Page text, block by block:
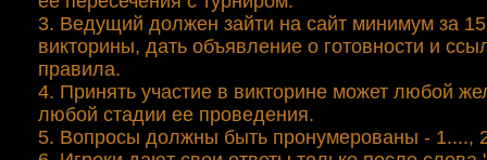
3. Ведущий должен зайти на сайт минимум за
викторины, дать объявление о готовности и
правила.
4. Принять участие в викторине может любой
любой стадии ее проведения.
5. Вопросы должны быть пронумерованы - 1....,